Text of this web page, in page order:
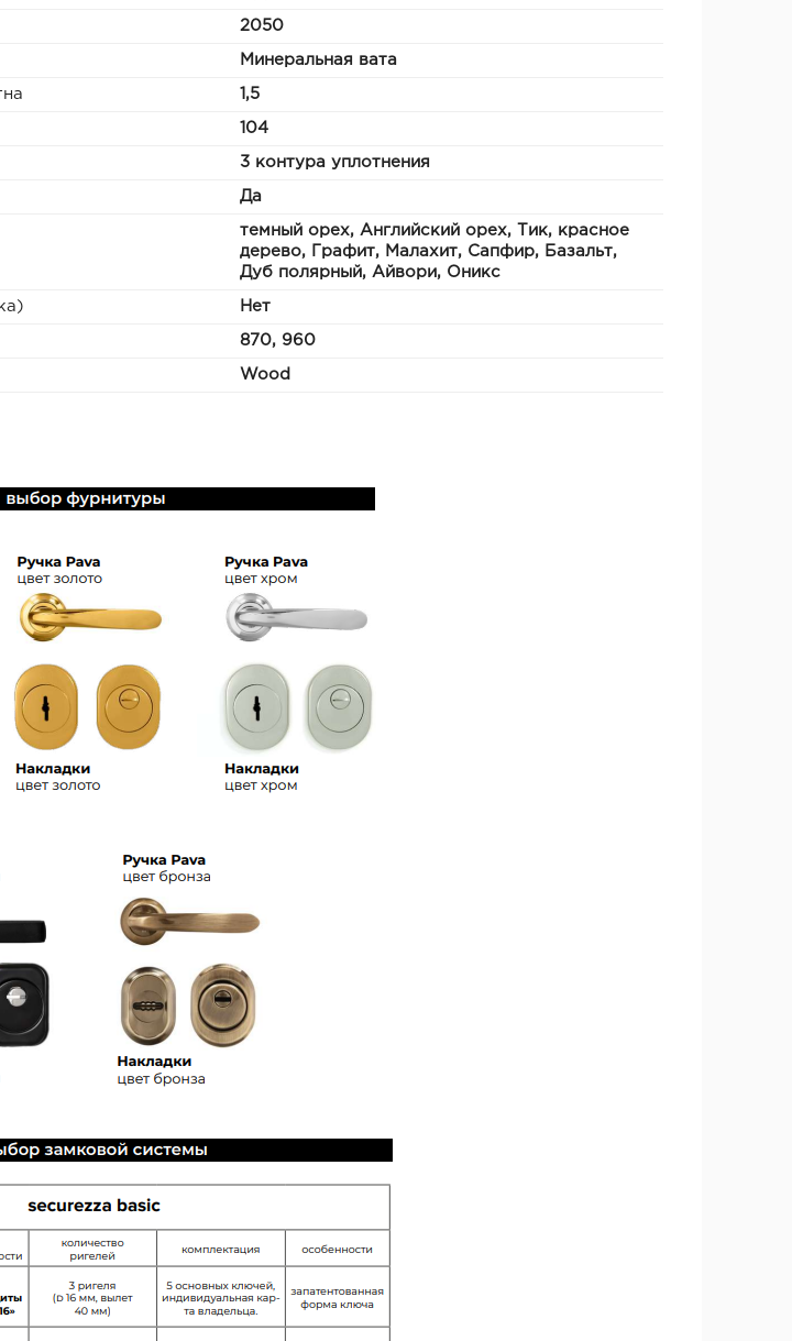
2050
Минеральная вата
1,5
104
3 контура уплотнения
Да
темный орех, Английский орех, Тик, красное
дерево, Графит, Малахит, Сапфир, Базальт,
Дуб полярный, Айвори, Оникс
Нет
870, 960
Wood